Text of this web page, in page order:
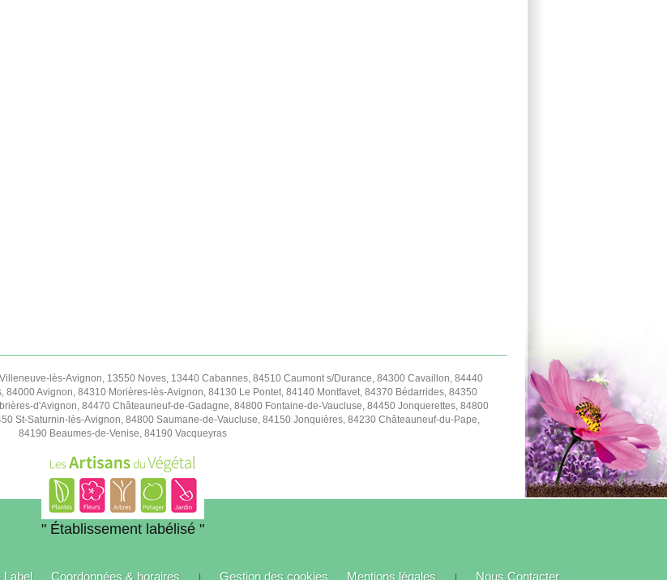
lès-Avignon, 13550 Noves, 13440 Cabannes, 84510 Caumont s/Durance, 84300 Cavaillon, 84440
Avignon, 84310 Morières-lès-Avignon, 84130 Le Pontet, 84140 Montfavet, 84370 Bédarrides, 84350
d'Avignon, 84470 Châteauneuf-de-Gadagne, 84800 Fontaine-de-Vaucluse, 84450 Jonquerettes, 84800
St-Saturnin-lès-Avignon, 84800 Saumane-de-Vaucluse, 84150 Jonquières, 84230 Châteauneuf-du-Pape,
84190 Beaumes-de-Venise, 84190 Vacqueyras
" Établissement labélisé "
Label Coordonnées & horaires | Gestion des cookies Mentions légales | Nous Contacter